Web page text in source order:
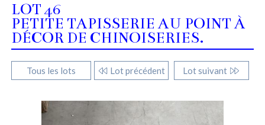
LOT 46
PETITE TAPISSERIE AU POINT À
DÉCOR DE CHINOISERIES.
Tous les lots Lot précédent Lot suivant